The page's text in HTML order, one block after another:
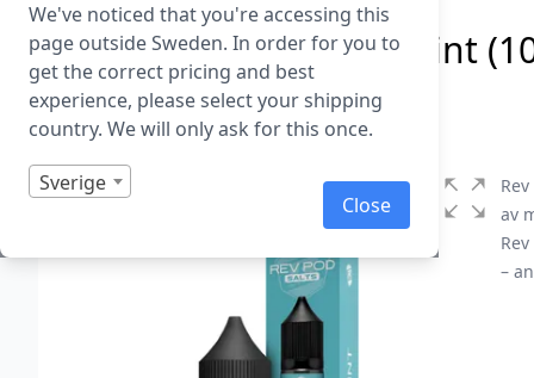
We've noticed that you're accessing this
page outside Sweden. In order for you to
get the correct pricing and best
experience, please select your shipping
country. We will only ask for this once.
Sverige
Close
Rev Pod Salts – Cool Mint
Art.nr: 43565
I lager
av
–